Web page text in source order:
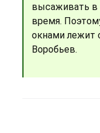
высаживать в
время.
окнами лежит
Воробьев.